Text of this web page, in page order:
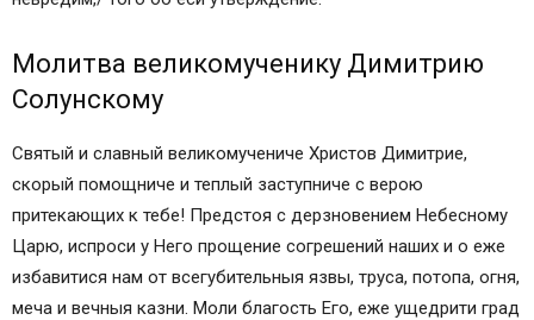
Акафист Святому Дмитрию Солунскому
Главная страница
Лечение мумие
Народные средства при заболеваниях кожи
Народные средства при простуде и гриппе
Лечение народными средствами детей
Народные средства для женщин
Народные средства для мужчин
Молитва великомученику Димитрию
Солунскому
Святый и славный великомучениче Христов Димитрие,
скорый помощниче и теплый заступниче с верою
притекающих к тебе! Предстоя с дерзновением Небесному
Царю, испроси у Него прощение согрешений наших и о еже
избавитися нам от всегубительныя язвы, труса, потопа, огня,
меча и вечныя казни. Моли благость Его, еже ущедрити град